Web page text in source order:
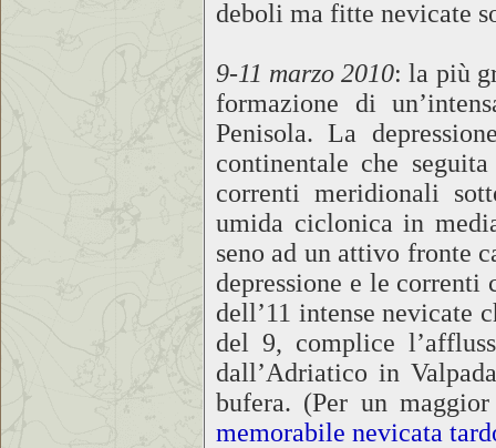
deboli ma fitte nevicate
9-11 marzo 2010: la più
formazione di
Penisola. La
continentale che
correnti meridionali
umida ciclonica in
seno ad un attivo fronte
depressione e le
dell’11 intense nevicate
del 9, complice
dall’Adriatico in
bufera. (Per un
memorabile nevicata